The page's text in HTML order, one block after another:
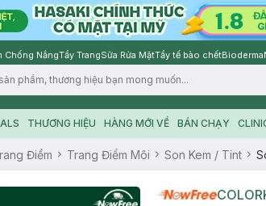
Chống NắngTẩy TrangSữa Rửa MặtTẩy tế bào chếtBioderma
THƯƠNG HIỆU HÀNG MỚI VỀ BÁN CHẠY
Điểm Trang Điểm Môi Son Kem / Tint